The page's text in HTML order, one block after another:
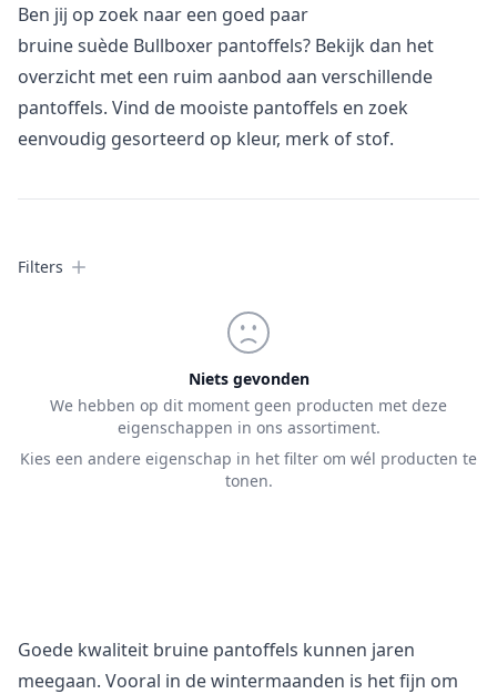
Ben jij op zoek naar een goed paar
bruine suède Bullboxer pantoffels? Bekijk dan het
overzicht met een ruim aanbod aan verschillende
pantoffels. Vind de mooiste pantoffels en zoek
eenvoudig gesorteerd op kleur, merk of stof.
Filters
Filters
Niets gevonden
We hebben op dit moment geen producten met deze
eigenschappen in ons assortiment.
Kies een andere eigenschap in het filter om wél producten te
tonen.
Goede kwaliteit bruine pantoffels kunnen jaren
meegaan. Vooral in de wintermaanden is het fijn om